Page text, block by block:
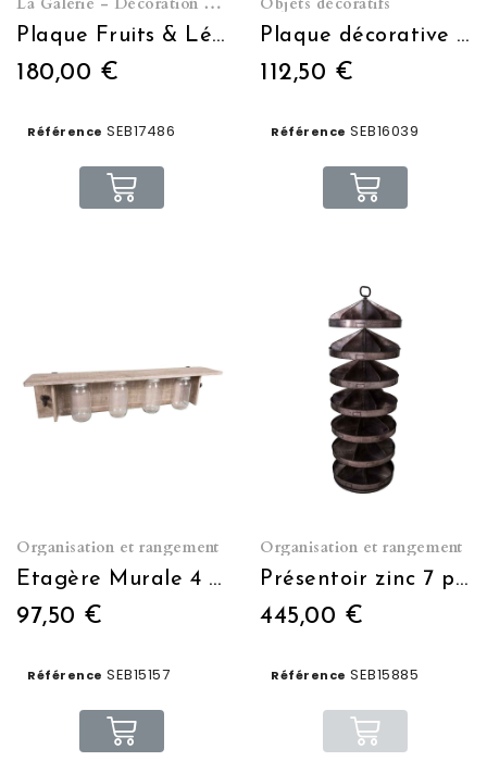
Plaque Fruits & Légumes 122,5 x 73,5 cm
180,00 €
Référence SEB17486
Plaque décorative Boulangerie Pâtisserie
112,50 €
Référence SEB16039
Organisation et rangement
Etagère Murale 4 Pots vissables
97,50 €
Référence SEB15157
Organisation et rangement
Présentoir zinc 7 plateaux compartimentés
445,00 €
Référence SEB15885